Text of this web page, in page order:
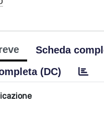
Scheda
(DC)